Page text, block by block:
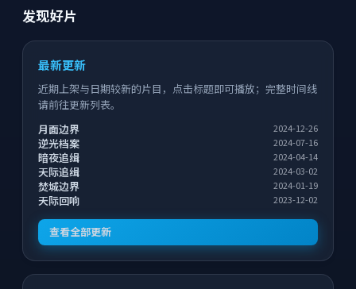
发现好片
最新更新
近期上架与日期较新的片目，点击标题即可播放；完整时间线
请前往更新列表。
月面边界
2024-12-26
逆光档案 2024-07-16
暗夜追缉 2024-04-14
天际追缉 2024-03-02
焚城边界 2024-01-19
天际回响 2023-12-02
查看全部更新